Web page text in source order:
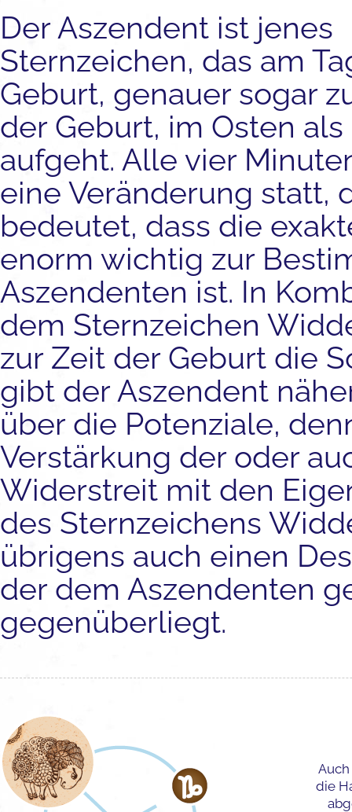
Der Aszendent ist jenes
Sternzeichen, das am
Geburt, genauer sogar
der Geburt, im Osten
aufgeht. Alle vier
eine Veränderung statt,
bedeutet, dass die
enorm wichtig zur
Aszendenten ist. In
dem Sternzeichen
zur Zeit der Geburt die
gibt der Aszendent
über die Potenziale,
Verstärkung der oder
Widerstreit mit den
des Sternzeichens
übrigens auch einen
der dem Aszendenten
gegenüberliegt.
die